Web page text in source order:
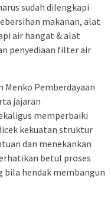
sudah dilengkapi
makanan, alat
air hangat & alat
penyediaan filter air
Pemberdayaan
jajaran
memperbaiki
kekuatan struktur
dan menekankan
betul proses
bila hendak membangun